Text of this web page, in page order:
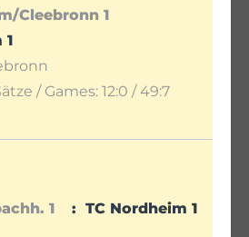
Cleebronn 1
1
/ Games: 12:0 / 49:7
1
TC Nordheim 1